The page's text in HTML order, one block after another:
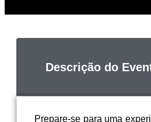
Descrição do
Prepare-se para uma